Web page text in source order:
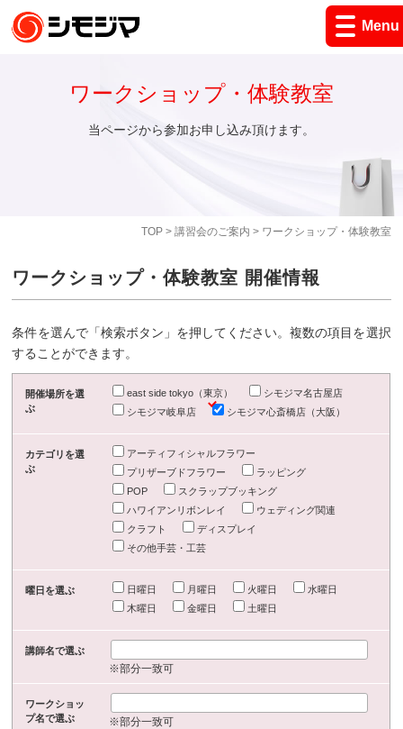
Menu
TOP> 講習会のご案内 > ワークショップ・体験教室
ワークショップ・体験教室
当ページから参加お申し込み頂けます。
ワークショップ・体験教室 開催情報
条件を選んで「検索ボタン」を押してください。複数の項目を選択
することができます。
開催場所を選
ぶ
east side tokyo（東京）
シモジマ名古屋店
シモジマ岐阜店
シモジマ心斎橋店（大阪）
カテゴリを選
ぶ
アーティフィシャルフラワー
プリザーブドフラワー
ラッピング
POP
スクラップブッキング
ハワイアンリボンレイ
ウェディング関連
クラフト
ディスプレイ
その他手芸・工芸
曜日を選ぶ 日曜日 月曜日 火曜日
水曜日
木曜日
金曜日 土曜日
講師名で選ぶ
※部分一致可
ワークショッ
プ名で選ぶ
※部分一致可